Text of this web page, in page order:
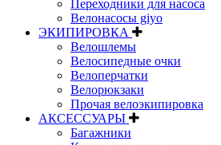
Переходники для насоса
Велонасосы giyo
ЭКИПИРОВКА
Велошлемы
Велосипедные очки
Велоперчатки
Велорюкзаки
Прочая велоэкипировка
АКСЕССУАРЫ
Багажники